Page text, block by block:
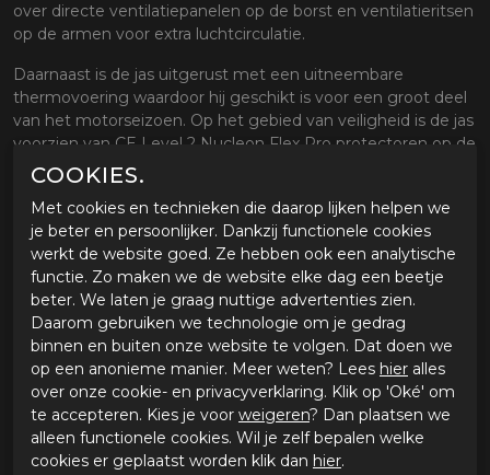
over directe ventilatiepanelen op de borst en ventilatieritsen
op de armen voor extra luchtcirculatie.
Daarnaast is de jas uitgerust met een uitneembare
thermovoering waardoor hij geschikt is voor een groot deel
van het motorseizoen. Op het gebied van veiligheid is de jas
voorzien van CE Level 2 Nucleon Flex Pro protectoren op de
schouders en ellebogen en is hij Tech Air Ready voorbereid.
Specificaties
Premium touring motorjas
Gelamineerd 2 laags Gore Tex membraan
Waterdicht, winddicht en ademend
Uitneembare thermovoering
Ventilatiepanelen op borst en armen
CE Level 2 Nucleon Flex Pro protectoren
Protectie op schouders en ellebogen
Tech Air Ready
Comfortabele sport touring pasvorm
Stretchpanelen voor extra bewegingsvrijheid
Verbindingsrits aanwezig
COOKIES.
Met cookies en technieken die daarop lijken helpen we
je beter en persoonlijker. Dankzij functionele cookies
werkt de website goed. Ze hebben ook een analytische
functie. Zo maken we de website elke dag een beetje
beter. We laten je graag nuttige advertenties zien.
Daarom gebruiken we technologie om je gedrag
binnen en buiten onze website te volgen. Dat doen we
op een anonieme manier. Meer weten? Lees hier alles
over onze cookie- en privacyverklaring. Klik op 'Oké' om
te accepteren. Kies je voor weigeren? Dan plaatsen we
alleen functionele cookies. Wil je zelf bepalen welke
cookies er geplaatst worden klik dan hier.